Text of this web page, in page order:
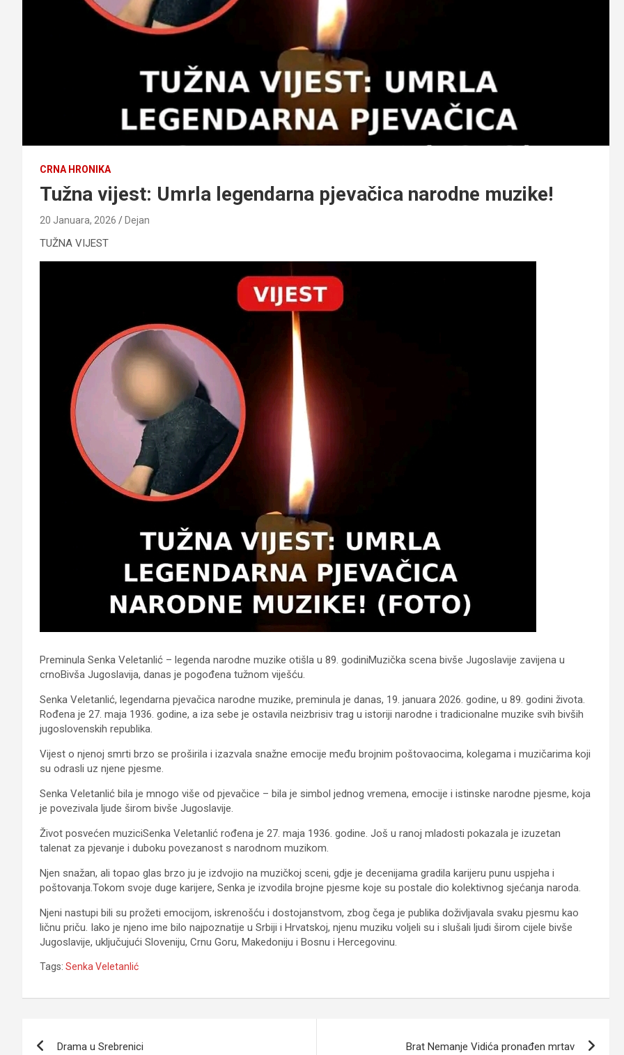
CRNA HRONIKA
Tužna vijest: Umrla legendarna pjevačica narodne muzike!
20 Januara, 2026 Dejan
TUŽNA VIJEST
Preminula Senka Veletanlić – legenda narodne muzike otišla u 89. godiniMuzička scena bivše Jugoslavije zavijena u
crnoBivša Jugoslavija, danas je pogođena tužnom viješću.
Senka Veletanlić, legendarna pjevačica narodne muzike, preminula je danas, 19. januara 2026. godine, u 89. godini života.
Rođena je 27. maja 1936. godine, a iza sebe je ostavila neizbrisiv trag u istoriji narodne i tradicionalne muzike svih bivših
jugoslovenskih republika.
Vijest o njenoj smrti brzo se proširila i izazvala snažne emocije među brojnim poštovaocima, kolegama i muzičarima koji
su odrasli uz njene pjesme.
Senka Veletanlić bila je mnogo više od pjevačice – bila je simbol jednog vremena, emocije i istinske narodne pjesme, koja
je povezivala ljude širom bivše Jugoslavije.
Život posvećen muziciSenka Veletanlić rođena je 27. maja 1936. godine. Još u ranoj mladosti pokazala je izuzetan
talenat za pjevanje i duboku povezanost s narodnom muzikom.
Njen snažan, ali topao glas brzo ju je izdvojio na muzičkoj sceni, gdje je decenijama gradila karijeru punu uspjeha i
poštovanja.Tokom svoje duge karijere, Senka je izvodila brojne pjesme koje su postale dio kolektivnog sjećanja naroda.
Njeni nastupi bili su prožeti emocijom, iskrenošću i dostojanstvom, zbog čega je publika doživljavala svaku pjesmu kao
ličnu priču. Iako je njeno ime bilo najpoznatije u Srbiji i Hrvatskoj, njenu muziku voljeli su i slušali ljudi širom cijele bivše
Jugoslavije, uključujući Sloveniju, Crnu Goru, Makedoniju i Bosnu i Hercegovinu.
Tags: Senka Veletanlić
Drama u Srebrenici Brat Nemanje Vidića pronađen mrtav